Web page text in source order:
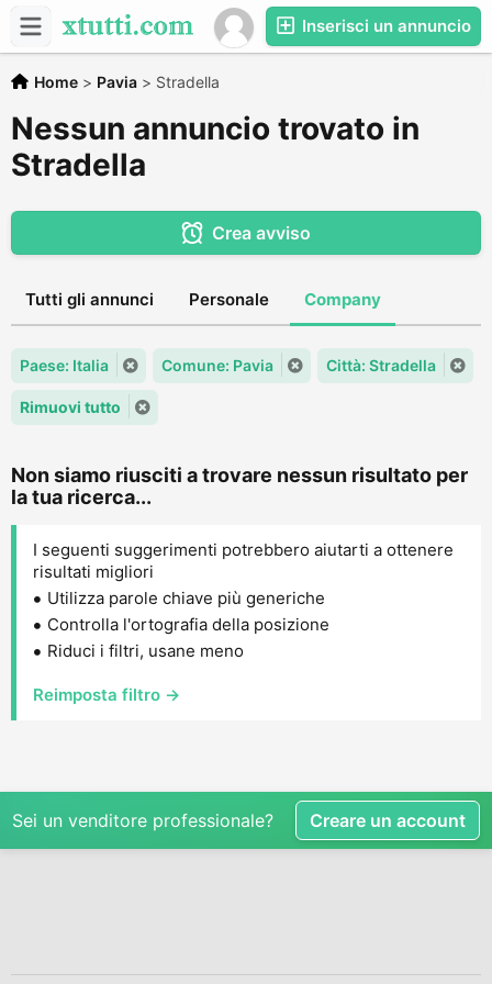
Inserisci un annuncio
Home > Pavia > Stradella
Nessun annuncio trovato in
Stradella
Crea avviso
Tutti gli annunci Personale Company
Paese: Italia Comune: Pavia Città: Stradella
Rimuovi tutto
Non siamo riusciti a trovare nessun risultato per
la tua ricerca...
I seguenti suggerimenti potrebbero aiutarti a ottenere
risultati migliori
Utilizza parole chiave più generiche
Controlla l'ortografia della posizione
Riduci i filtri, usane meno
Reimposta filtro →
Sei un venditore professionale? Creare un account